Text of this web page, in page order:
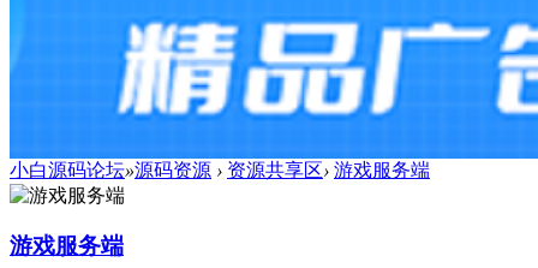
小白源码论坛»源码资源 › 资源共享区› 游戏服务端
游戏服务端